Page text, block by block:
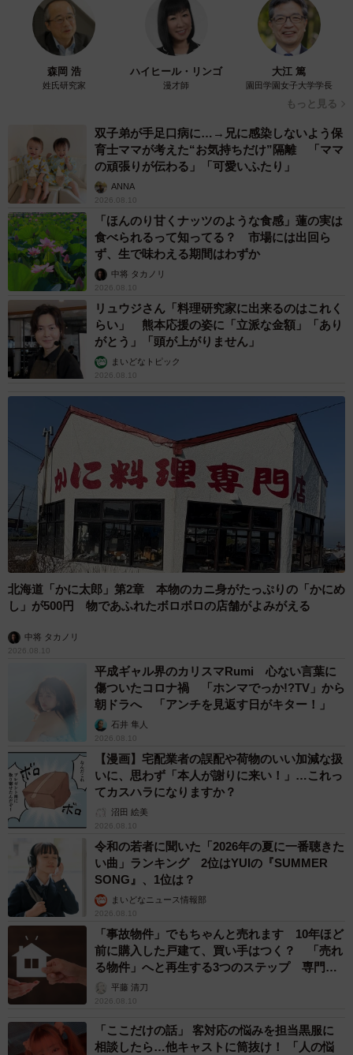
間（18時〜22時）の時間帯に利用するため、早朝・夜間割
増料金として基本料金の25%が加算されます。したがっ
て、1回あたりの費用は約484円です。火曜・木曜の朝と
夜、月16回の利用で、月額は約7744円となります。
徘徊感知センサーや介護用ベッドを利用しており、月額約
5000円です。これらは介護保険が適用されるため、自己負
担は1割の約500円です。
▽その他の費用
おむつ代が月約8000円、配食サービスが週3回で月約1万
2000円かかります。これらは介護保険適用外のため全額自
己負担です。ただし、おむつ代は医療費控除の対象となっ
たり、地方自治体によっては紙おむつ支給事業として助成
されたりする場合もあります。
このように計算すると、田中さんの月額介護費用の総額
は、合計約4万9844円となります。これに突発的な医療費
や介護用品の購入費などを含めると、月額6万円から7万円
程度が実際の支出となっています。
リモートワークを活用した両立テクニック
田中さんが仕事と介護を両立できている要因のひとつに、
リモートワークの活用があります。具体的な工夫の例をい
くつかご紹介します。
▽業務の見える化
め、毎日の業務報告や進捗状況の共有を行っているほか、
プロジェクト管理ツールなども活用しています。
▽デジタルツールの活用
オンライン会議システムやチャットツールを使いこなすこ
とで、オフィスにいる時と変わらないコミュニケーション
が可能になります。また、介護記録アプリを使って母親の
状態を管理し、ケアマネジャーや医療関係者との情報共有
も円滑に行っています。
メンタルヘルスを保つための工夫
森岡 浩
姓氏研究家
ハイヒール・リンゴ
漫才師
大江 篤
園田学園女子大学学長
もっと見る
双子弟が手足口病に…→兄に感染しないよう保
育士ママが考えた“お気持ちだけ”隔離 「ママ
の頑張りが伝わる」「可愛いふたり」
ANNA
2026.08.10
「ほんのり甘くナッツのような食感」蓮の実は
食べられるって知ってる？ 市場には出回ら
ず、生で味わえる期間はわずか
中将 タカノリ
2026.08.10
リュウジさん「料理研究家に出来るのはこれく
らい」 熊本応援の姿に「立派な金額」「あり
がとう」「頭が上がりません」
まいどなトピック
2026.08.10
北海道「かに太郎」第2章 本物のカニ身がたっぷりの「かにめ
し」が500円 物であふれたボロボロの店舗がよみがえる
中将 タカノリ
2026.08.10
平成ギャル界のカリスマRumi 心ない言葉に
傷ついたコロナ禍 「ホンマでっか!?TV」から
朝ドラへ 「アンチを見返す日がキター！」
石井 隼人
2026.08.10
【漫画】宅配業者の誤配や荷物のいい加減な扱
いに、思わず「本人が謝りに来い！」…これっ
てカスハラになりますか？
沼田 絵美
2026.08.10
令和の若者に聞いた「2026年の夏に一番聴きた
い曲」ランキング 2位はYUIの『SUMMER
SONG』、1位は？
まいどなニュース情報部
2026.08.10
「事故物件」でもちゃんと売れます 10年ほど
前に購入した戸建て、買い手はつく？ 「売れ
る物件」へと再生する3つのステップ 専門家
が解説平藤 清刀
2026.08.10
「ここだけの話」 客対応の悩みを担当黒服に
相談したら…他キャストに筒抜け！ 「人の悩